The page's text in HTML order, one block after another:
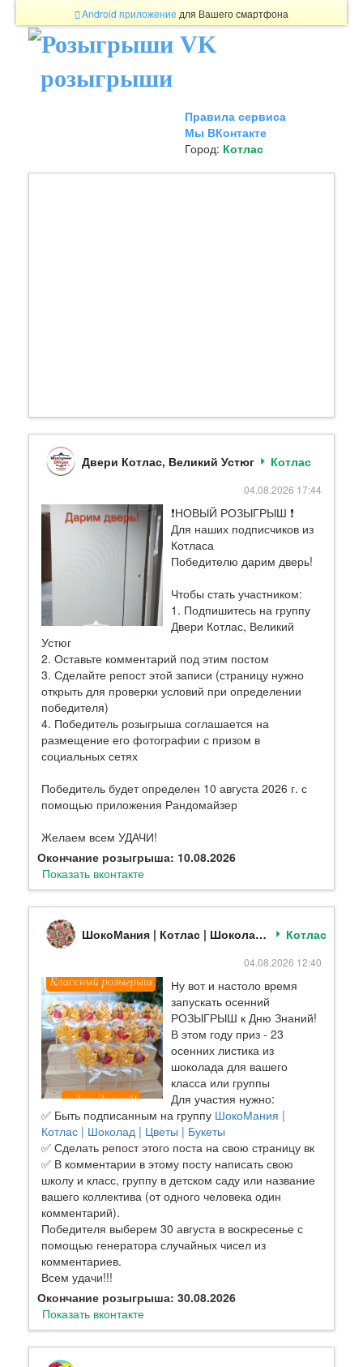
Android приложение для Вашего смартфона
розыгрыши
Правила сервиса
Мы ВКонтакте
Город: Котлас
Двери Котлас, Великий Устюг Котлас
04.08.2026 17:44
❗НОВЫЙ РОЗЫГРЫШ ❗
Для наших подписчиков из
Котласа
Победителю дарим дверь!
Чтобы стать участником:
1. Подпишитесь на группу
Двери Котлас, Великий
Устюг
2. Оставьте комментарий под этим постом
3. Сделайте репост этой записи (страницу нужно
открыть для проверки условий при определении
победителя)
4. Победитель розыгрыша соглашается на
размещение его фотографии с призом в
социальных сетях
Победитель будет определен 10 августа 2026 г. с
помощью приложения Рандомайзер
Желаем всем УДАЧИ!
Окончание розыгрыша: 10.08.2026
Показать вконтакте
ШокоМания | Котлас | Шоколад | Цветы | Букеты Котлас
04.08.2026 12:40
Ну вот и настоло время
запускать осенний
РОЗЫГРЫШ к Дню Знаний!
В этом году приз - 23
осенних листика из
шоколада для вашего
класса или группы
Для участия нужно:
✅ Быть подписанным на группу ШокоМания |
Котлас | Шоколад | Цветы | Букеты
✅ Сделать репост этого поста на свою страницу вк
✅ В комментарии в этому посту написать свою
школу и класс, группу в детском саду или название
вашего коллектива (от одного человека один
комментарий).
Победителя выберем 30 августа в воскресенье с
помощью генератора случайных чисел из
комментариев.
Всем удачи!!!
Окончание розыгрыша: 30.08.2026
Показать вконтакте